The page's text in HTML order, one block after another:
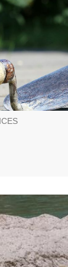
des activités
hydrospeed,